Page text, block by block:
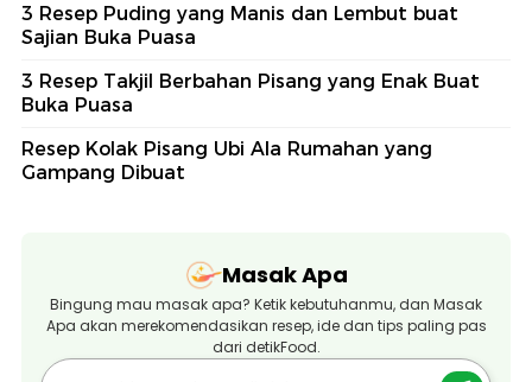
3 Resep Puding yang Manis dan Lembut buat
Sajian Buka Puasa
3 Resep Takjil Berbahan Pisang yang Enak Buat
Buka Puasa
Resep Kolak Pisang Ubi Ala Rumahan yang
Gampang Dibuat
Masak Apa
Bingung mau masak apa? Ketik kebutuhanmu, dan Masak
Apa akan merekomendasikan resep, ide dan tips paling pas
dari detikFood.